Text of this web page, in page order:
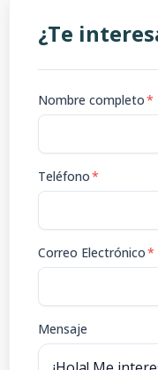
¿Te
Nombre completo*
Teléfono*
Correo Electrónico*
Mensaje